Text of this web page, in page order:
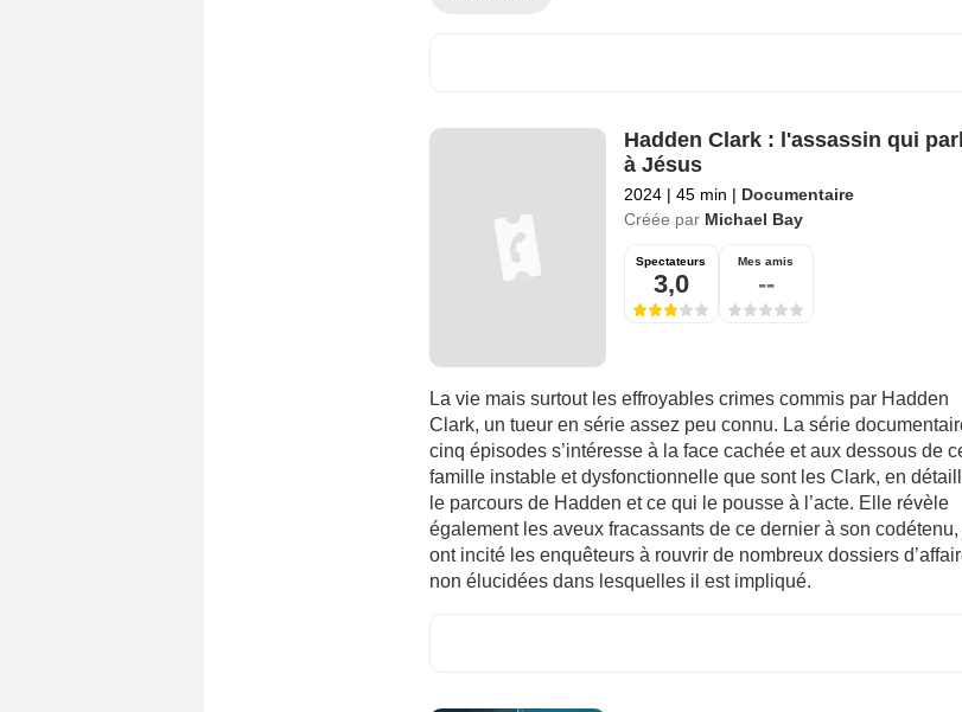
Hadden Clark : l'assassin qui
à Jésus
2024 | 45 min | Documentaire
Créée par Michael Bay
Spectateurs
3,0
Mes amis
--
La vie mais surtout les effroyables crimes commis par Hadden
Clark, un tueur en série assez peu connu. La série
cinq épisodes s’intéresse à la face cachée et aux dessous de
famille instable et dysfonctionnelle que sont les Clark, en
le parcours de Hadden et ce qui le pousse à l’acte. Elle révèle
également les aveux fracassants de ce dernier à son codétenu,
ont incité les enquêteurs à rouvrir de nombreux dossiers
non élucidées dans lesquelles il est impliqué.